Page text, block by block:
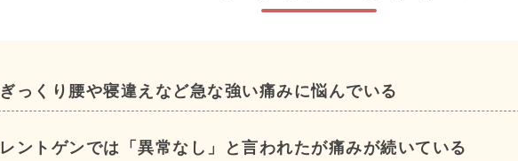
ぎっくり腰や寝違えなど急な強い痛みに悩んでいる
レントゲンでは「異常なし」と言われたが痛みが続いている